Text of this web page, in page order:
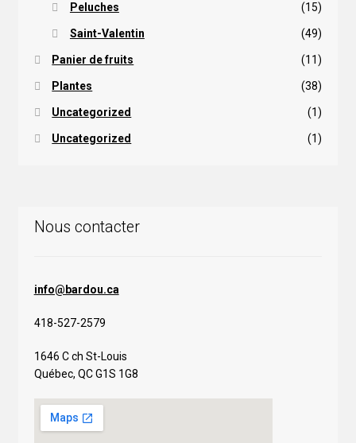
Peluches (15)
Saint-Valentin (49)
Panier de fruits (11)
Plantes (38)
Uncategorized (1)
Uncategorized (1)
Nous contacter
info@bardou.ca
418-527-2579
1646 C ch St-Louis
Québec, QC G1S 1G8